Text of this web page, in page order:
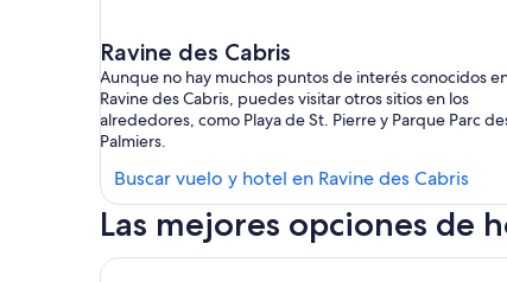
Ravine des Cabris
Aunque no hay muchos puntos de interés conocidos
Ravine des Cabris, puedes visitar otros sitios en los
alrededores, como Playa de St. Pierre y Parque Parc
Palmiers.
Buscar vuelo y hotel en Ravine des Cabris
en
Las mejores opciones de
Villa Delisle Hôtel & Spa